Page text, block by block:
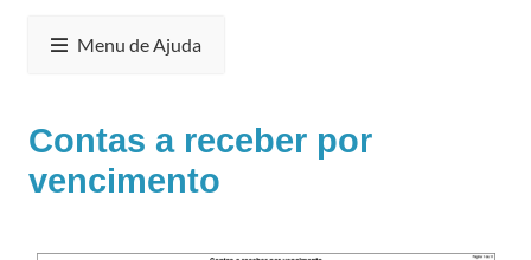
Menu de Ajuda
Contas a receber por
vencimento